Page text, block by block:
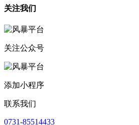
关注我们
关注公众号
添加小程序
联系我们
0731-85514433